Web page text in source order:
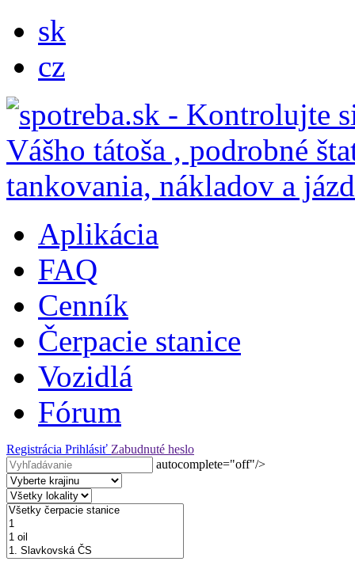
sk
cz
Aplikácia
FAQ
Cenník
Čerpacie stanice
Vozidlá
Fórum
Registrácia Prihlásiť Zabudnuté heslo
autocomplete="off"/>